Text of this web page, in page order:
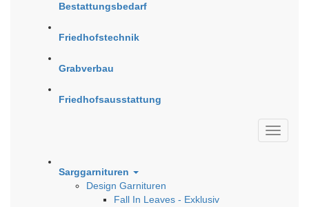
Bestattungsbedarf
Friedhofstechnik
Grabverbau
Friedhofsausstattung
Sarggarnituren
Design Garnituren
Fall In Leaves - Exklusiv